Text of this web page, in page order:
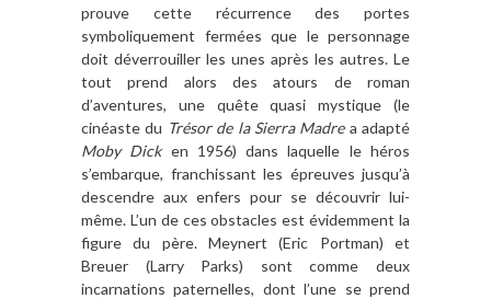
prouve cette récurrence des portes
symboliquement fermées que le personnage
doit déverrouiller les unes après les autres. Le
tout prend alors des atours de roman
d’aventures, une quête quasi mystique (le
cinéaste du Trésor de la Sierra Madrea adapté
Moby Dick en 1956) dans laquelle le héros
s’embarque, franchissant les épreuves jusqu’à
descendre aux enfers pour se découvrir lui-
même. L’un de ces obstacles est évidemment la
figure du père. Meynert (Eric Portman) et
Breuer (Larry Parks) sont comme deux
incarnations paternelles, dont l’une se prend